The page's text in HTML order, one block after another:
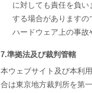
に対しても責任を負
する場合がありますの
ハードウェア上の事故
7.準拠法及び裁判管轄
本ウェブサイト及び本利
合は東京地方裁判所を第